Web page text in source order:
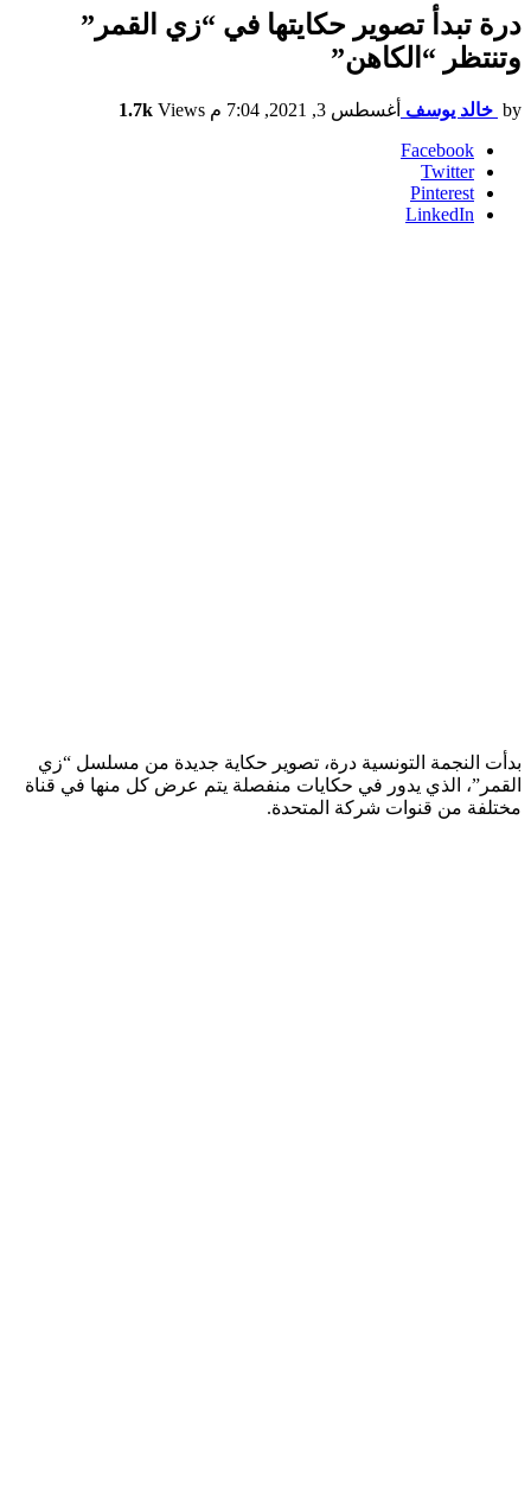
درة تبدأ تصوير حكايتها في “زي القمر”
وتنتظر “الكاهن”
by خالد يوسف أغسطس 3, 2021, 7:04 م 1.7k Views
Facebook
Twitter
Pinterest
LinkedIn
بدأت النجمة التونسية درة، تصوير حكاية جديدة من مسلسل “زي
القمر”، الذي يدور في حكايات منفصلة يتم عرض كل منها في قناة
مختلفة من قنوات شركة المتحدة.